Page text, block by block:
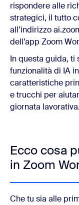
rispondere alle
strategici, il tutto
all’indirizzo
dell’app Zoom
In questa guida, ti
funzionalità di IA
caratteristiche
e trucchi per
giornata lavorativa.
Ecco cosa
in Zoom
Che tu sia alle